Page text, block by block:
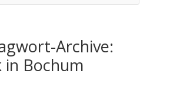
Archive:
in Bochum